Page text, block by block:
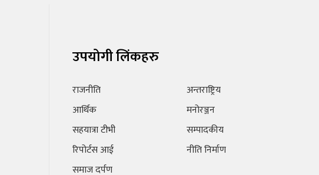
उपयोगी लिंकहरु
राजनीति
आर्थिक
सहयात्रा टीभी
रिपोर्टस आई
समाज दर्पण
अन्तराष्ट्रिय
मनोरञ्जन
सम्पादकीय
नीति निर्माण